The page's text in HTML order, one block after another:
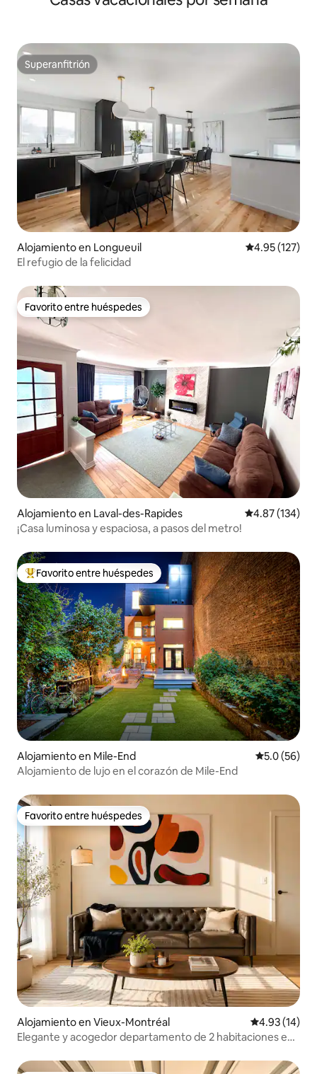
Superanfitrión
Superanfitrión
Alojamiento en Longueuil Calificación
4.95 (127)
El refugio de la felicidad
Favorito entre huéspedes
Favorito entre huéspedes
Alojamiento en Laval-des-Rapides Calificación
4.87 (134)
¡Casa luminosa y espaciosa, a pasos del metro!
Favorito entre huéspedes preferido
Favorito entre huéspedes
Alojamiento en Mile-End Calificación
5.0 (56)
Alojamiento de lujo en el corazón de Mile-End
Favorito entre huéspedes
Favorito entre huéspedes
Alojamiento en Vieux-Montréal Calificación
4.93 (14)
Elegante y acogedor departamento de 2 habitaciones en